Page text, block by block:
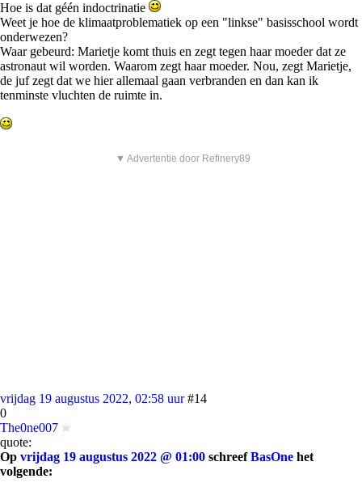
Hoe is dat géén indoctrinatie
Weet je hoe de klimaatproblematiek op een "linkse" basisschool wordt
onderwezen?
Waar gebeurd: Marietje komt thuis en zegt tegen haar moeder dat ze
astronaut wil worden. Waarom zegt haar moeder. Nou, zegt Marietje,
de juf zegt dat we hier allemaal gaan verbranden en dan kan ik
tenminste vluchten de ruimte in.
▼ Advertentie door Refinery89
vrijdag 19 augustus 2022, 02:58 uur #14
0
The0ne007
quote:
Op vrijdag 19 augustus 2022 @ 01:00 schreefBasOne het
volgende: